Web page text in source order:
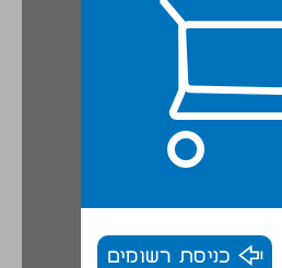
כניסת רשומים